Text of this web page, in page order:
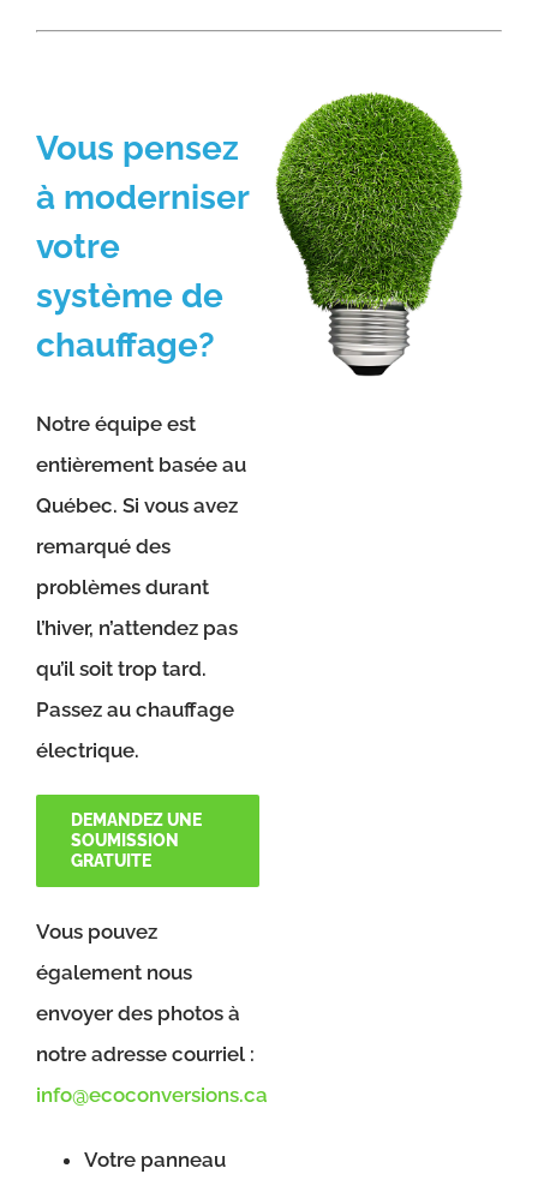
Vous pensez
à moderniser
votre
système de
chauffage?
Notre équipe est
entièrement basée au
Québec. Si vous avez
remarqué des
problèmes durant
l’hiver, n’attendez pas
qu’il soit trop tard.
Passez au chauffage
électrique.
DEMANDEZ UNE
SOUMISSION
GRATUITE
Vous pouvez
également nous
envoyer des photos à
notre adresse courriel :
info@ecoconversions.ca
Votre panneau